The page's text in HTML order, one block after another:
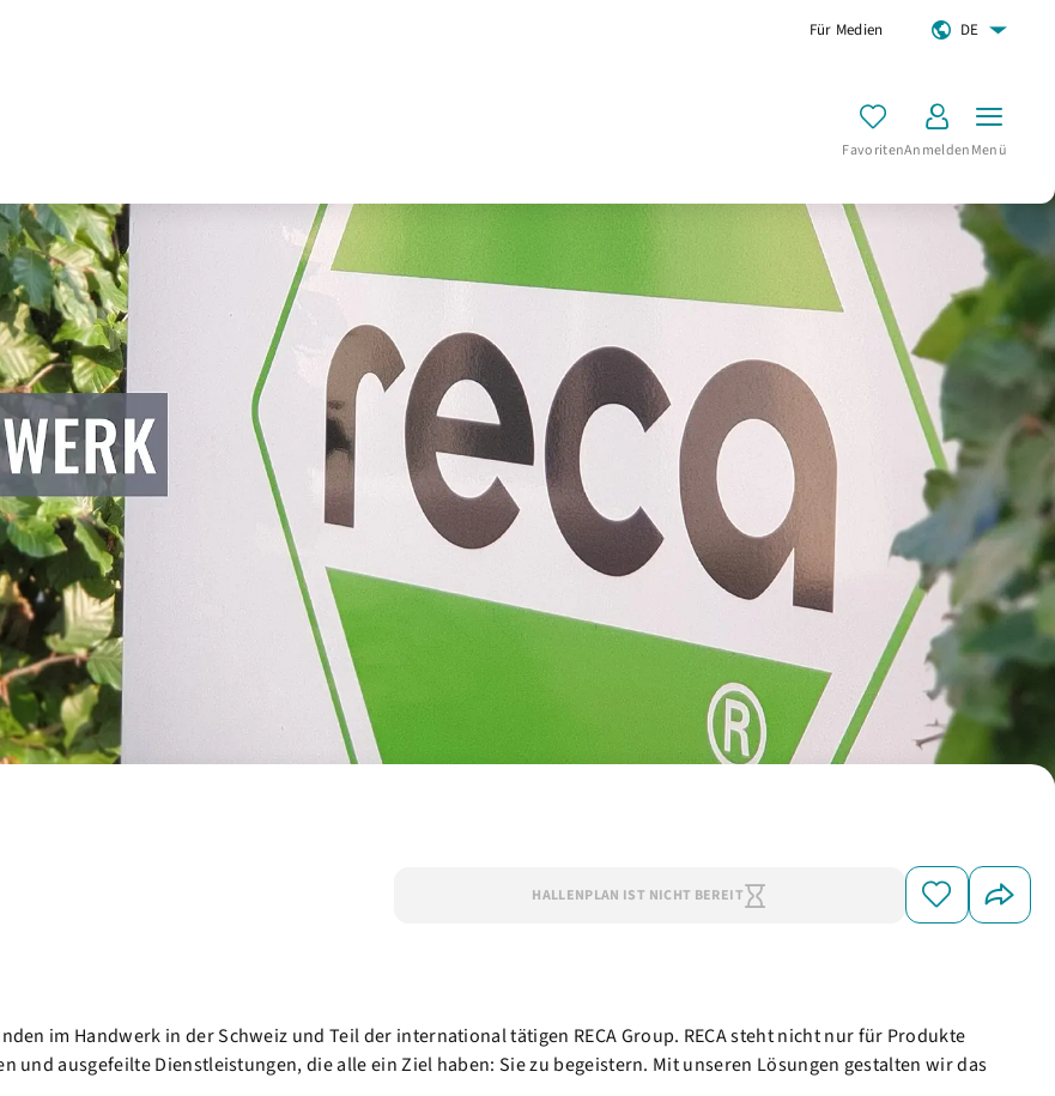
Für Medien DE
FavoritenAnmeldenMenü
HALLENPLAN IST NICHT BEREIT
im Handwerk in der Schweiz und Teil der international tätigen RECA Group. RECA steht nicht nur für Produkte
ausgefeilte Dienstleistungen, die alle ein Ziel haben: Sie zu begeistern. Mit unseren Lösungen gestalten wir das